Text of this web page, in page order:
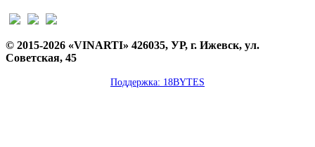
© 2015-2026 «VINARTI» 426035, УР, г. Ижевск, ул.
Советская, 45
Поддержка: 18BYTES